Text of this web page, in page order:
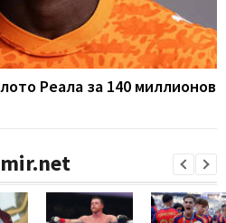
Реала за 140 миллионов